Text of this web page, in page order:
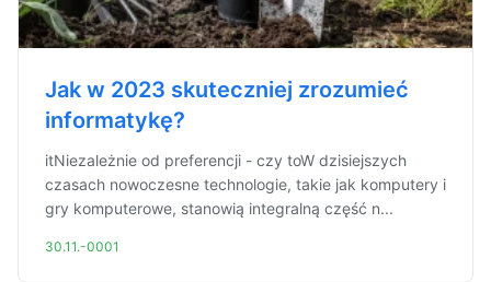
Jak w 2023 skuteczniej zrozumieć
informatykę?
itNiezależnie od preferencji - czy toW dzisiejszych
czasach nowoczesne technologie, takie jak komputery i
gry komputerowe, stanowią integralną część n...
30.11.-0001